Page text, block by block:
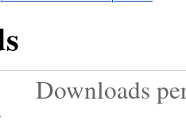
Downloads